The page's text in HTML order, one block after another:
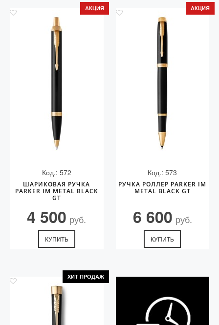
АКЦИЯ
Код.: 572
ШАРИКОВАЯ РУЧКА
PARKER IM METAL BLACK
GT
4 500 руб.
КУПИТЬ
АКЦИЯ
Код.: 573
РУЧКА РОЛЛЕР PARKER IM
METAL BLACK GT
6 600 руб.
КУПИТЬ
ХИТ ПРОДАЖ